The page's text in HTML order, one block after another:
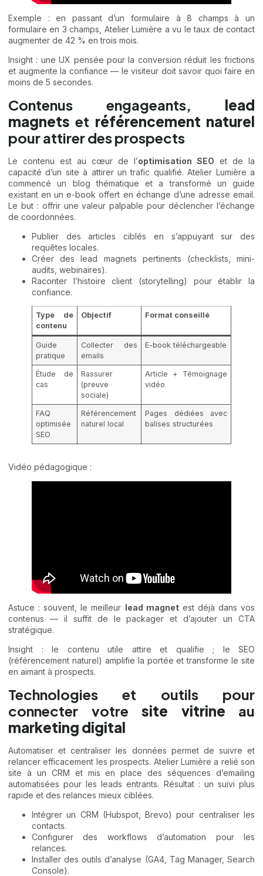
Exemple : en passant d’un formulaire à 8 champs à un
formulaire en 3 champs, Atelier Lumière a vu le taux de contact
augmenter de 42 % en trois mois.
Insight : une UX pensée pour la conversion réduit les frictions
et augmente la confiance — le visiteur doit savoir quoi faire en
moins de 5 secondes.
Contenus engageants, lead
magnets et référencement naturel
pour attirer des prospects
Le contenu est au cœur de l’optimisation SEO et de la
capacité d’un site à attirer un trafic qualifié. Atelier Lumière a
commencé un blog thématique et a transformé un guide
existant en un e-book offert en échange d’une adresse email.
Le but : offrir une valeur palpable pour déclencher l’échange
de coordonnées.
Publier des articles ciblés en s’appuyant sur des
requêtes locales.
Créer des lead magnets pertinents (checklists, mini-
audits, webinaires).
Raconter l’histoire client (storytelling) pour établir la
confiance.
Type de
contenu
Objectif Format conseillé
Guide
pratique
Collecter des
emails
E-book téléchargeable
Étude de
cas
Rassurer
(preuve
sociale)
Article + Témoignage
vidéo
FAQ
optimisée
SEO
Référencement
naturel local
Pages dédiées avec
balises structurées
Vidéo pédagogique :
Astuce : souvent, le meilleur lead magnetest déjà dans vos
contenus — il suffit de le packager et d’ajouter un CTA
stratégique.
Insight : le contenu utile attire et qualifie ; le SEO
(référencement naturel) amplifie la portée et transforme le site
en aimant à prospects.
Technologies et outils pour
connecter votre site vitrine au
marketing digital
Automatiser et centraliser les données permet de suivre et
relancer efficacement les prospects. Atelier Lumière a relié son
site à un CRM et mis en place des séquences d’emailing
automatisées pour les leads entrants. Résultat : un suivi plus
rapide et des relances mieux ciblées.
Intégrer un CRM (Hubspot, Brevo) pour centraliser les
contacts.
Configurer des workflows d’automation pour les
relances.
Installer des outils d’analyse (GA4, Tag Manager, Search
Console).